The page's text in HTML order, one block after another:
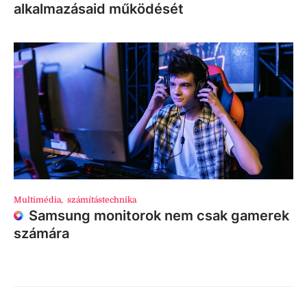
alkalmazásaid működését
Multimédia, számítástechnika
Samsung monitorok nem csak gamerek
számára